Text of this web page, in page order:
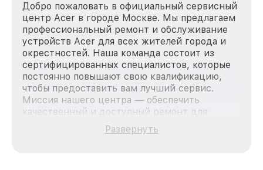
Добро пожаловать в официальный сервисный
центр Acer в городе Москве. Мы предлагаем
профессиональный ремонт и обслуживание
устройств Acer для всех жителей города и
окрестностей. Наша команда состоит из
сертифицированных специалистов, которые
постоянно повышают свою квалификацию,
чтобы предоставить вам лучший сервис.
Миссия нашего центра — обеспечить
качественный и доступный ремонт для
каждого пользователя продукции Acer, вне
зависимости от сложности поломки. Мы
Развернуть